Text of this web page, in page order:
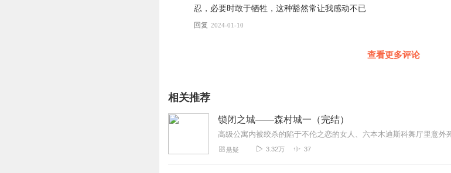
忍，必要时敢于牺牲，这种豁然常让我感动不已
回复 2024-01-10
查看更多评论
相关推荐
锁闭之城——森村城一（完结）
悬疑 3.32万 37